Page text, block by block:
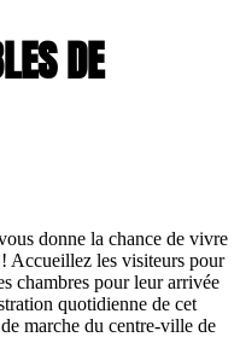
DE
donne la chance de vivre
Accueillez les visiteurs pour
chambres pour leur arrivée
quotidienne de cet
marche du centre-ville de